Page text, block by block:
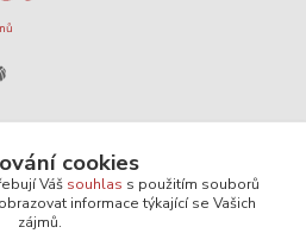
cookies
Váš souhlas s použitím souborů
informace týkající se Vašich
zájmů.